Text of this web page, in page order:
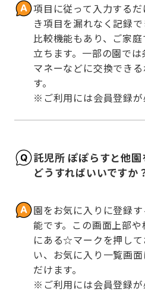
項目に従って入力する
き項目を漏れなく記録
比較機能もあり、ご家
立ちます。一部の園で
マネーなどに交換でき
す。
※ご利用には会員登録が
託児所 ぽぽらすと他園
どうすればいいですか
園をお気に入りに登録
能です。この画面上部
にある☆マークを押し
い、お気に入り一覧画
だけます。
※ご利用には会員登録が